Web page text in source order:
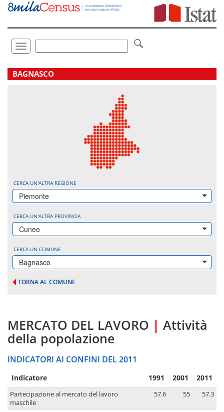
Vai
direttamente
Toggle
navigation
.
BAGNASCO
CERCA UN'ALTRA REGIONE
Piemonte
CERCA UN'ALTRA PROVINCIA
Cuneo
CERCA UN COMUNE
Bagnasco
TORNA AL COMUNE
MERCATO DEL LAVORO | Attività
della popolazione
INDICATORI AI CONFINI DEL 2011
Indicatore 1991 2001 2011
Partecipazione al mercato del lavoro
maschile
57.6 55 57.3